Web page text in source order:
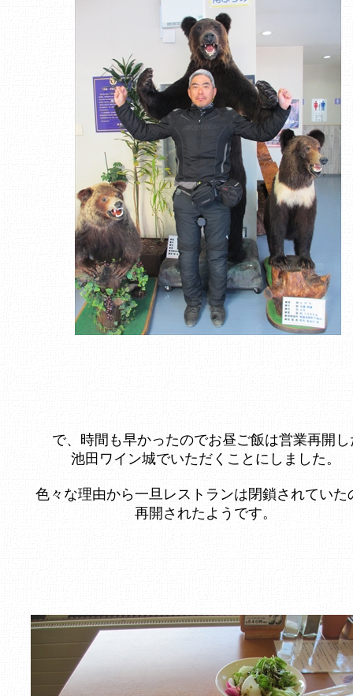
で、時間も早かったのでお昼ご飯は営業再開し
池田ワイン城でいただくことにしました。
色々な理由から一旦レストランは閉鎖されていた
再開されたようです。